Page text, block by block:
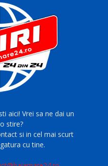
aici! Vrei sa ne dai un
stire?
si in cel mai scurt
cu tine.